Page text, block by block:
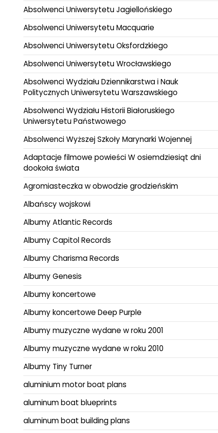
Absolwenci Uniwersytetu Jagiellońskiego
Absolwenci Uniwersytetu Macquarie
Absolwenci Uniwersytetu Oksfordzkiego
Absolwenci Uniwersytetu Wrocławskiego
Absolwenci Wydziału Dziennikarstwa i Nauk
Politycznych Uniwersytetu Warszawskiego
Absolwenci Wydziału Historii Białoruskiego
Uniwersytetu Państwowego
Absolwenci Wyższej Szkoły Marynarki Wojennej
Adaptacje filmowe powieści W osiemdziesiąt dni
dookoła świata
Agromiasteczka w obwodzie grodzieńskim
Albańscy wojskowi
Albumy Atlantic Records
Albumy Capitol Records
Albumy Charisma Records
Albumy Genesis
Albumy koncertowe
Albumy koncertowe Deep Purple
Albumy muzyczne wydane w roku 2001
Albumy muzyczne wydane w roku 2010
Albumy Tiny Turner
aluminium motor boat plans
aluminum boat blueprints
aluminum boat building plans